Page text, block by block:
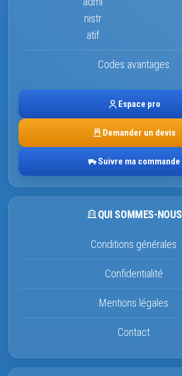
Codes avantages
Espace pro
Demander un devis
Suivre ma commande
QUI SOMMES-NOUS
Conditions générales
Confidentialité
Mentions légales
Contact